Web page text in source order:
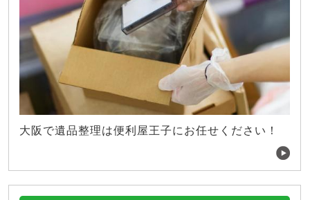
大阪で遺品整理は便利屋王子にお任せください！